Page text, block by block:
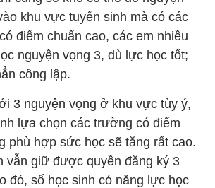
khu vực tuyển sinh mà có các
điểm chuẩn cao, các em nhiều
nguyện vọng 3, dù lực học tốt;
công lập.
3 nguyện vọng ở khu vực tùy ý,
lựa chọn các trường có điểm
phù hợp sức học sẽ tăng rất cao.
vẫn giữ được quyền đăng ký 3
đó, số học sinh có năng lực học